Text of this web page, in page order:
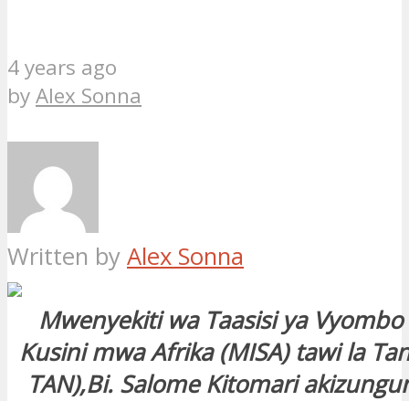
4 years ago
byAlex Sonna
Written by Alex Sonna
Mwenyekiti wa Taasisi ya
Kusini mwa Afrika (MISA) tawi la
TAN),Bi. Salome Kitomari